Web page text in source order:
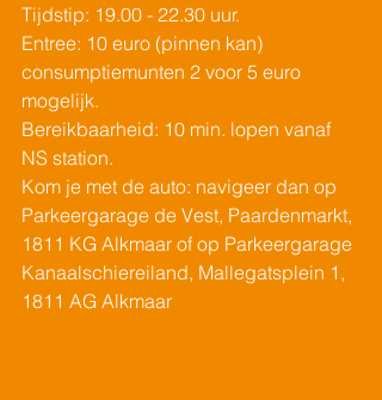
Tijdstip: 19.00 - 22.30 uur.
Entree: 10 euro (pinnen kan)
consumptiemunten 2 voor 5 euro
mogelijk.
Bereikbaarheid: 10 min. lopen vanaf
NS station.
Kom je met de auto: navigeer dan op
Parkeergarage de Vest, Paardenmarkt,
1811 KG Alkmaar of op Parkeergarage
Kanaalschiereiland, Mallegatsplein 1,
1811 AG Alkmaar